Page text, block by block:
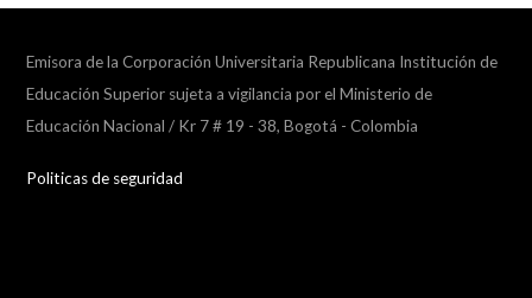
Emisora de la Corporación Universitaria Republicana Institución de
Educación Superior sujeta a vigilancia por el Ministerio de
Educación Nacional / Kr 7 # 19 - 38, Bogotá - Colombia
Politicas de seguridad